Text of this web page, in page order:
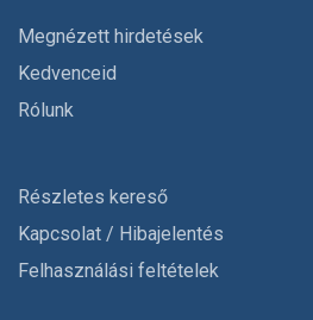
Megnézett hirdetések
Kedvenceid
Rólunk
Részletes kereső
Kapcsolat / Hibajelentés
Felhasználási feltételek